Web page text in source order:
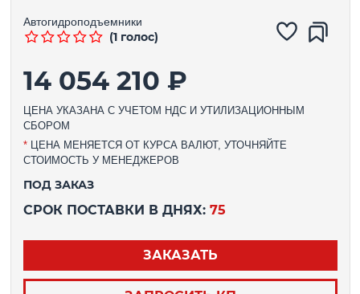
Автогидроподъемники
(1 голос)
14 054 210 ₽
ЦЕНА УКАЗАНА С УЧЕТОМ НДС И УТИЛИЗАЦИОННЫМ
СБОРОМ
*ЦЕНА МЕНЯЕТСЯ ОТ КУРСА ВАЛЮТ, УТОЧНЯЙТЕ
СТОИМОСТЬ У МЕНЕДЖЕРОВ
ПОД ЗАКАЗ
СРОК ПОСТАВКИ В ДНЯХ: 75
ЗАКАЗАТЬ